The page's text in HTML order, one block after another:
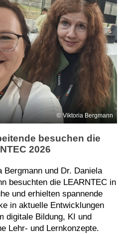
Viktoria Bergmann
besuchen die
2026
Bergmann und Dr. Daniela
besuchten die LEARNTEC in
und erhielten spannende
in aktuelle Entwicklungen
digitale Bildung, KI und
Lehr- und Lernkonzepte.